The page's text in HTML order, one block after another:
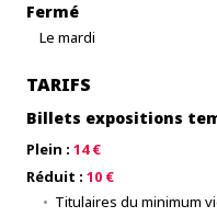
Fermé
Le mardi
TARIFS
Billets expositions
Plein : 14 €
Réduit : 10 €
Titulaires du minimum